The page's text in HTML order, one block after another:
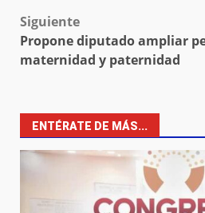
Siguiente
Propone diputado ampliar
maternidad y paternidad
ENTÉRATE DE MÁS...